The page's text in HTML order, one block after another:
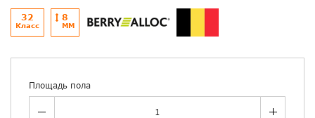
32
Класс
8
ММ
Площадь пола